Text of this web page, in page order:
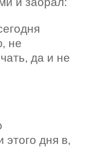
не
да и не
этого дня в,